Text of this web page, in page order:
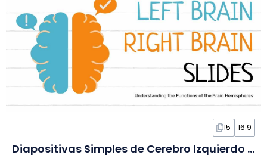
15 16:9
Diapositivas Simples de Cerebro Izquierdo y Derecho